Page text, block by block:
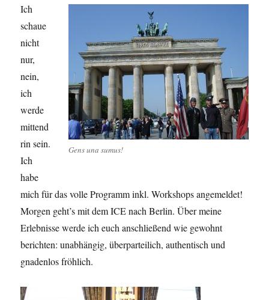
Gens una sumus!
Ich
schaue
nicht
nur,
nein,
ich
werde
mittend
rin sein.
Ich
habe
mich für das volle Programm inkl. Workshops angemeldet!
Morgen geht’s mit dem ICE nach Berlin. Über meine
Erlebnisse werde ich euch anschließend wie gewohnt
berichten: unabhängig, überparteilich, authentisch und
gnadenlos fröhlich.